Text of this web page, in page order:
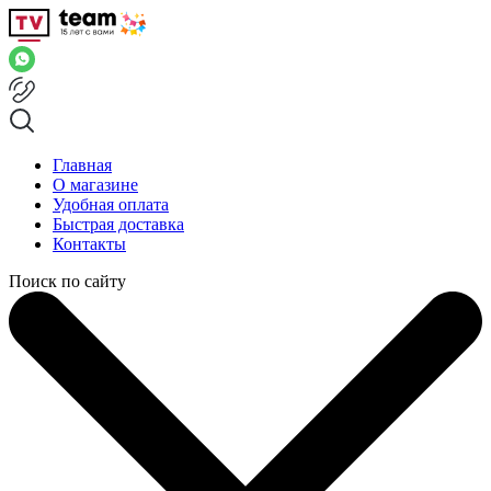
Главная
О магазине
Удобная оплата
Быстрая доставка
Контакты
Поиск по сайту